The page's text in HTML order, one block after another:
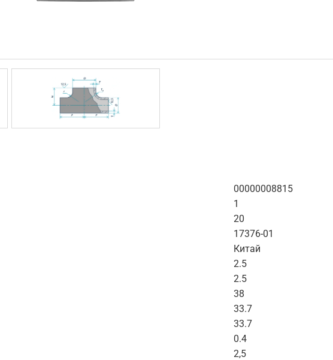
00000008815
1
20
17376-01
Китай
2.5
2.5
38
33.7
33.7
0.4
2,5